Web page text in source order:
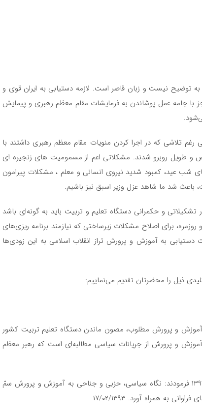
توضیح نیست و زبان قاصر است. لازمه دستیابی به ایران قوی و
با جامه عمل پوشاندن به فرمایشات مقام معظم رهبری و پیمایش
تلاشی که در اجرا کردن منویات مقام معظم رهبری داشتند با
و طویل روبرو شدند. مشکلاتی اعم از مسمومیت های زنجیره ای
شب عید، کمبود شدید نیروی انسانی و معلم ، مشکلات پیرامون
باعث شد ما شاهد عزل وزیر اسبق نیز باشیم.
تشکیلاتی و حکمرانی دستگاه تعلیم و تربیت باید به گونه‌ای باشد
روزمره، برای اصلاح مشکلات زیرساختی که نیازمند برنامه ریزی‌های
به آموزش و پرورش تراز انقلاب اسلامی به این زودی‌ها
ذیل را محضرتان تقدیم می‌نماییم:
و پرورش مطلوب، مصون ماندن دستگاه تعلیم تربیت کشور
و پرورش از جریانات سیاسی مطالبه‌ای است که رهبر معظم
ایشان در دیدارشان با معلمان و و فرهنگیان در سال ۱۳۹۳ فرمودند: نگاه سیاسی‌، حزبی و جناحی به آموزش و پرورش سمّ
به همراه آورد. ۱۷/۰۲/۱۳۹۳